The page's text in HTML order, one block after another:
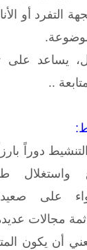
التفرد أو
يساعد على
..
دوراً
واستغلال
على
مجالات
أن يكون